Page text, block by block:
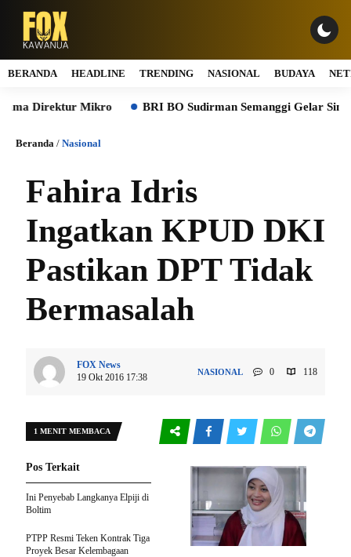
BERANDA HEADLINE TRENDING NASIONAL BUDAYA
Direktur Mikro BRI BO Sudirman Semanggi Gelar
Beranda / Nasional
Fahira Idris
Ingatkan KPUD DKI
Pastikan DPT Tidak
Bermasalah
FOX News
19 Okt 2016 17:38
NASIONAL 0 118
1 MENIT MEMBACA
Pos Terkait
Ini Penyebab Langkanya Elpiji di
Boltim
PTPP Resmi Teken Kontrak Tiga
Proyek Besar Kelembagaan